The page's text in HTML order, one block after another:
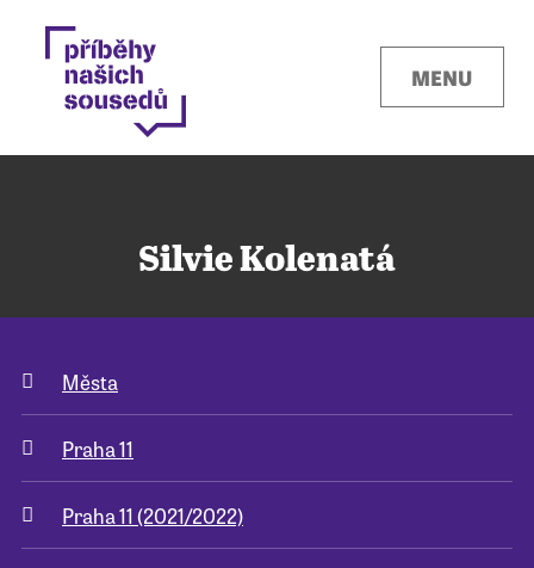
MENU
Kontakty
Místa
O projektu
Pro města
Silvie Kolenatá
Města
Praha 11
Praha 11 (2021/2022)